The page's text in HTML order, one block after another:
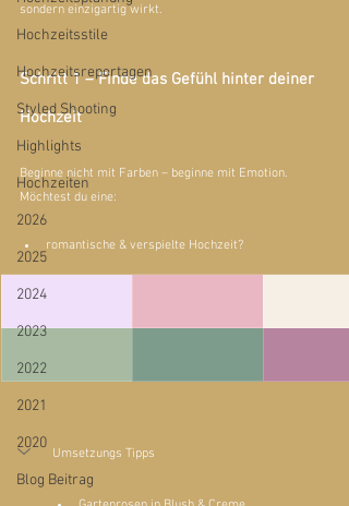
Hochzeitsstile
Hochzeitsreportagen
Styled Shooting
Highlights
Hochzeiten
2026
2025
2024
2023
2022
2021
2020
Blog Beitrag
sondern einzigartig wirkt.
Schritt 1 – Finde das Gefühl hinter deiner
Hochzeit
Beginne nicht mit Farben – beginne mit Emotion.
Möchtest du eine:
romantische & verspielte Hochzeit?
Umsetzungs Tipps